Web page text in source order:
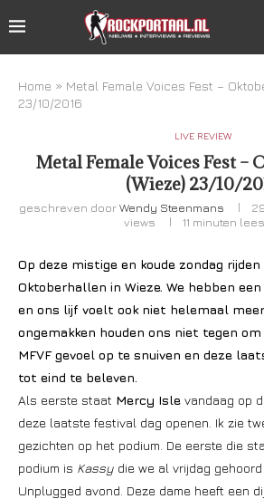
Home » Metal Female Voices Fest –
23/10/2016
LIVE REVIEW
Metal Female Voices Fest –
(Wieze) 23/10/
geschreven doorWendy Steenmans
views
11 minuten
Op deze mistige en koude zondag
Oktoberhallen in Wieze. We hebben
en ons lijf voelt ook niet helemaal
ongemakken houden ons niet tegen
MFVF gevoel op te snuiven en deze
tot eind te beleven.
Als eerste staat Mercy Isle vandaag op
deze laatste festival dag openen. Ik zie
gezichten op het podium. De eerste die
podium is Kassy die we al vrijdag
Unplugged avond. Deze dame heeft een